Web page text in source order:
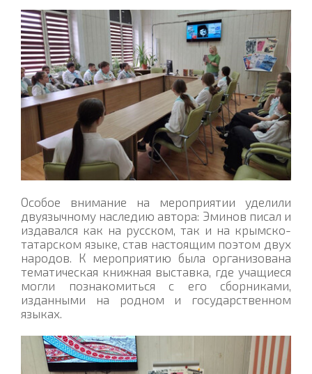
Особое внимание на мероприятии уделили
двуязычному наследию автора: Эминов писал и
издавался как на русском, так и на крымско-
татарском языке, став настоящим поэтом двух
народов. К мероприятию была организована
тематическая книжная выставка, где учащиеся
могли познакомиться с его сборниками,
изданными на родном и государственном
языках.